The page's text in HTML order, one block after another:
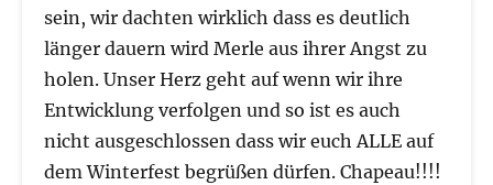
sein, wir dachten wirklich dass es deutlich
länger dauern wird Merle aus ihrer Angst zu
holen. Unser Herz geht auf wenn wir ihre
Entwicklung verfolgen und so ist es auch
nicht ausgeschlossen dass wir euch ALLE auf
dem Winterfest begrüßen dürfen. Chapeau!!!!